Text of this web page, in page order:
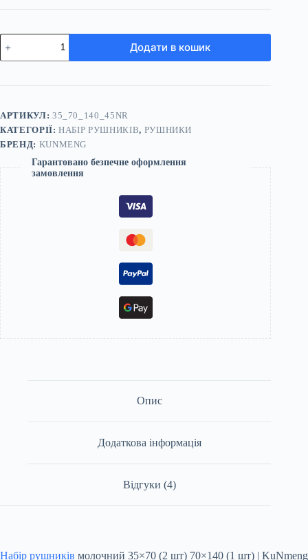
Набір
рушників
молочний
(2
(1
шт)
|
кількість
Додати в кошик
АРТИКУЛ: 35_70_140_45NR
КАТЕГОРІЇ:НАБІР РУШНИКІВ, РУШНИКИ
БРЕНД: KUNMENG
Гарантовано безпечне оформлення
замовлення
Опис
Додаткова інформація
Відгуки (4)
Набір рушників молочний 35×70 (2 шт) 70×140 (1 шт) | KuNmeng